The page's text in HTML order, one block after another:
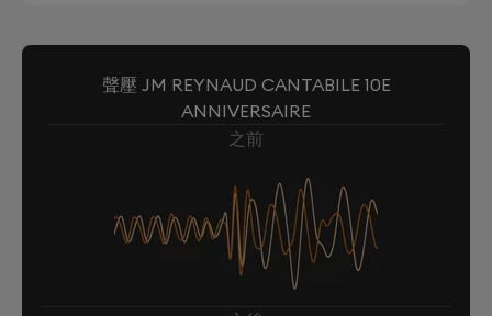
聲壓 JM REYNAUD CANTABILE 10E
ANNIVERSAIRE
之前